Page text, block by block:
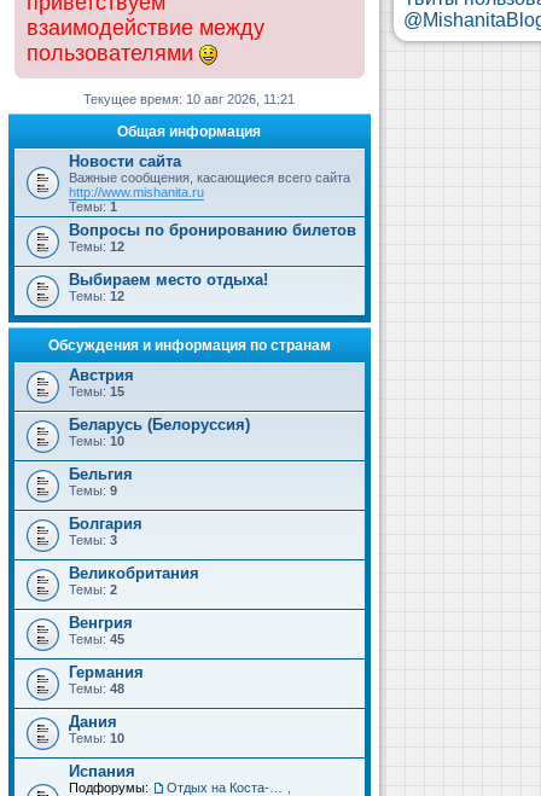
взаимодействие между
пользователями
Текущее время: 10 авг 2026, 11:21
Общая информация
Новости сайта
Важные сообщения, касающиеся всего сайта
http://www.mishanita.ru
Темы: 1
Вопросы по бронированию билетов
Темы: 12
Выбираем место отдыха!
Темы: 12
Обсуждения и информация по странам
Австрия
Темы: 15
Беларусь (Белоруссия)
Темы: 10
Бельгия
Темы: 9
Болгария
Темы: 3
Великобритания
Темы: 2
Венгрия
Темы: 45
Германия
Темы: 48
Дания
Темы: 10
Испания
Подфорумы: